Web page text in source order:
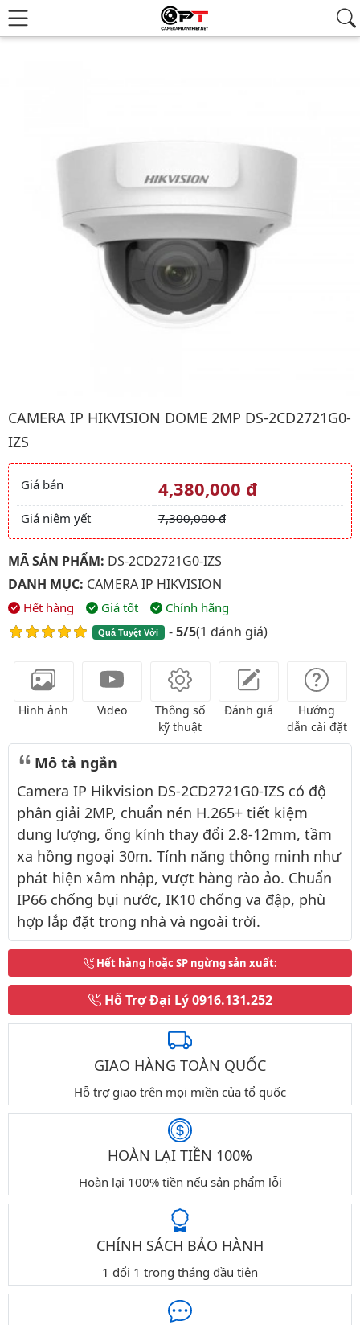
CAMERA IP HIKVISION DOME 2MP DS-2CD2721G0-
IZS
Giá và khuyến mãi
Giá bán 4,380,000 đ
Giá niêm yết 7,300,000 đ
MÃ SẢN PHẨM: DS-2CD2721G0-IZS
DANH MỤC: CAMERA IP HIKVISION
Hết hàng Giá tốt Chính hãng
Quá Tuyệt Vời -5/5(1 đánh giá)
Hình ảnh Video
Thông số
kỹ thuật
Đánh giá
Hướng
dẫn cài đặt
Mô tả ngắn
Camera IP Hikvision DS-2CD2721G0-IZS có độ
phân giải 2MP, chuẩn nén H.265+ tiết kiệm
dung lượng, ống kính thay đổi 2.8-12mm, tầm
xa hồng ngoại 30m. Tính năng thông minh như
phát hiện xâm nhập, vượt hàng rào ảo. Chuẩn
IP66 chống bụi nước, IK10 chống va đập, phù
hợp lắp đặt trong nhà và ngoài trời.
Hết hàng hoặc SP ngừng sản xuất:
Hỗ Trợ Đại Lý0916.131.252
GIAO HÀNG TOÀN QUỐC
Hỗ trợ giao trên mọi miền của tổ quốc
HOÀN LẠI TIỀN 100%
Hoàn lại 100% tiền nếu sản phẩm lỗi
CHÍNH SÁCH BẢO HÀNH
1 đổi 1 trong tháng đầu tiên